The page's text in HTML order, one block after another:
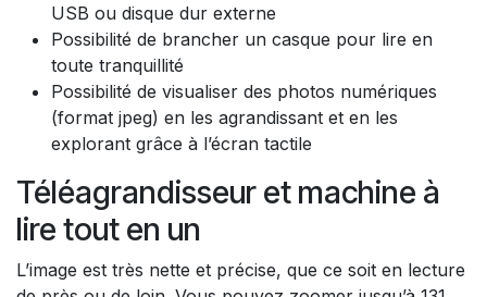
USB ou disque dur externe
Possibilité de brancher un casque pour lire en
toute tranquillité
Possibilité de visualiser des photos numériques
(format jpeg) en les agrandissant et en les
explorant grâce à l’écran tactile
Téléagrandisseur et machine à
lire tout en un
L’image est très nette et précise, que ce soit en lecture